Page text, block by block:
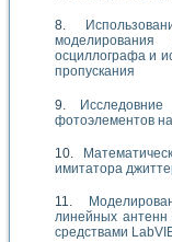
моделирования
осциллографа и
пропускания
фотоэлементов
имитатора
линейных антенн
средствами